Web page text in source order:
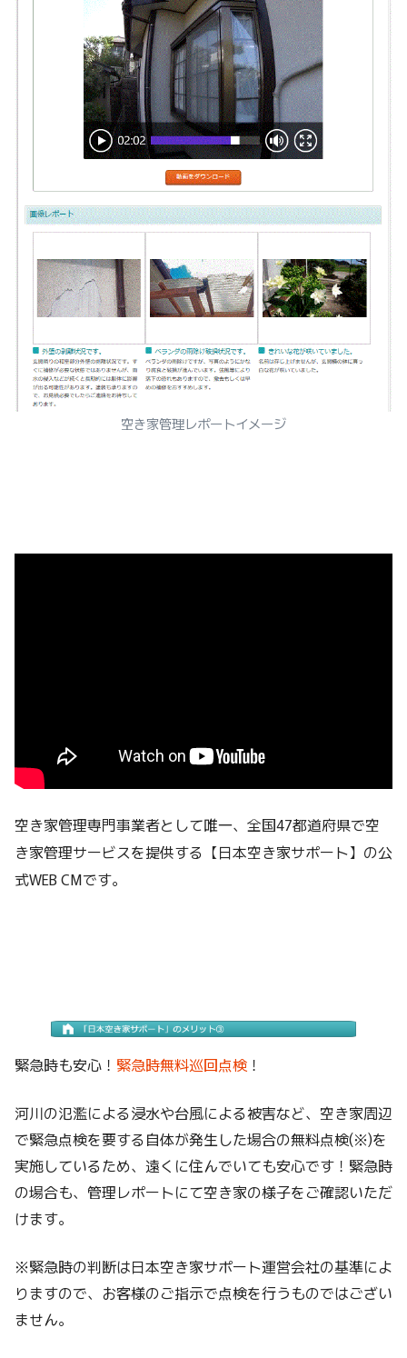
空き家管理レポートイメージ
空き家管理専門事業者として唯一、全国47都道府県で空
き家管理サービスを提供する【日本空き家サポート】の公
式WEB CMです。
緊急時も安心！ 緊急時無料巡回点検 ！
河川の氾濫による浸水や台風による被害など、空き家周辺
で緊急点検を要する自体が発生した場合の無料点検(※)を
実施しているため、遠くに住んでいても安心です！緊急時
の場合も、管理レポートにて空き家の様子をご確認いただ
けます。
※緊急時の判断は日本空き家サポート運営会社の基準によ
りますので、お客様のご指示で点検を行うものではござい
ません。